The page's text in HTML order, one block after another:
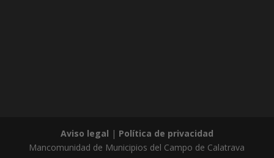
Aviso legal | Política de privacidad
Mancomunidad de Municipios del Campo de Calatrava